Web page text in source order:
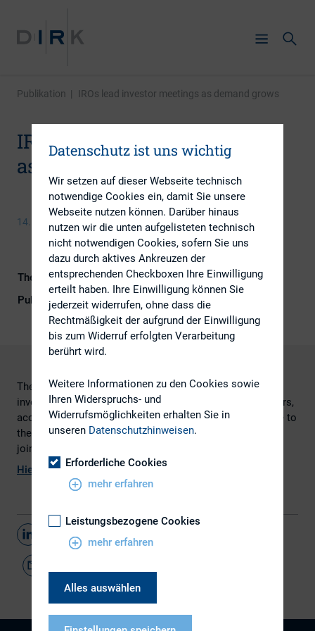
Publikation | IROs lead investor meetings as demand grows
IROs lead investor meetings
as demand grows
14. Januar 2015
Themengebiet
IR-Kompetenz
Publikationsform
Externe Publikationen
The proportion of companies where IR goes solo to
investor meetings has risen slightly over the last five years,
according to recent research from NASDAQ, perhaps due to
the burgeoning numbers of buy-siders and sell-siders
joining the profession.
Hier
geht es zum Artikel, erschienen im IR Magazine
Teilen
Datenschutz ist uns wichtig
Wir setzen auf dieser Webseite technisch
notwendige Cookies ein, damit Sie unsere
Webseite nutzen können. Darüber hinaus
nutzen wir die unten aufgelisteten technisch
nicht notwendigen Cookies, sofern Sie uns
dazu durch aktives Ankreuzen der
entsprechenden Checkboxen Ihre Einwilligung
erteilt haben. Ihre Einwilligung können Sie
jederzeit widerrufen, ohne dass die
Rechtmäßigkeit der aufgrund der Einwilligung
bis zum Widerruf erfolgten Verarbeitung
berührt wird.
Weitere Informationen zu den Cookies sowie
Ihren Widerspruchs- und
Widerrufsmöglichkeiten erhalten Sie in
unseren Datenschutzhinweisen.
Erforderliche Cookies
mehr erfahren
Leistungsbezogene Cookies
mehr erfahren
Alles auswählen